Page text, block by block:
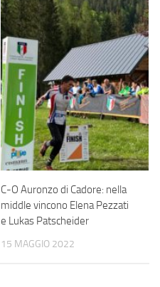
C-O Auronzo di Cadore: nella
middle vincono Elena Pezzati
e Lukas Patscheider
15 MAGGIO 2022